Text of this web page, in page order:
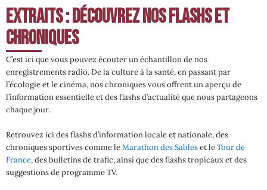
Extraits : Découvrez Nos Flashs et
Chroniques
C’est ici que vous pouvez écouter un échantillon de nos
enregistrements radio. De la culture à la santé, en passant par
l’écologie et le cinéma, nos chroniques vous offrent un aperçu de
l’information essentielle et des flashs d’actualité que nous partageons
chaque jour.
Retrouvez ici des flashs d’information locale et nationale, des
chroniques sportives comme leMarathon des Sableset leTour de
France, des bulletins de trafic, ainsi que des flashs tropicaux et des
suggestions de programme TV.